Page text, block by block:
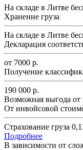
На складе в Литве
Хранение груза
На складе в Литве
Декларация
от 7000 р.
Получение
190 000 р.
Возможная выгода
От инвойсовой
Cтрахование груза
Подробнее
В зависимости от